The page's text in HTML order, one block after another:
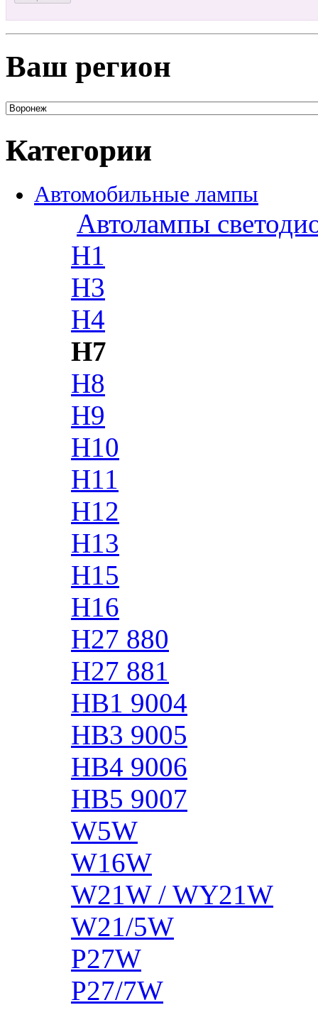
Ваш регион
Категории
Автомобильные лампы
Автолампы
H1
H3
H4
H7
H8
H9
H10
H11
H12
H13
H15
H16
H27 880
H27 881
HB1 9004
HB3 9005
HB4 9006
HB5 9007
W5W
W16W
W21W / WY21W
W21/5W
P27W
P27/7W